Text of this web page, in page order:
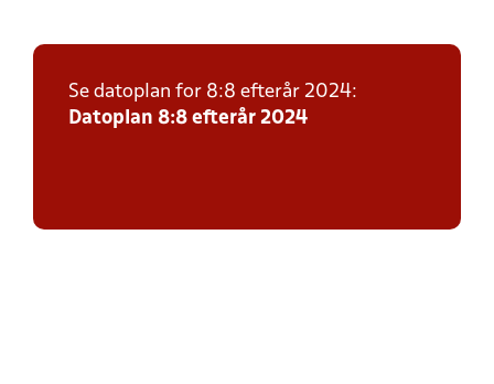
Se datoplan for 8:8 efterår 2024:
Datoplan 8:8 efterår 2024